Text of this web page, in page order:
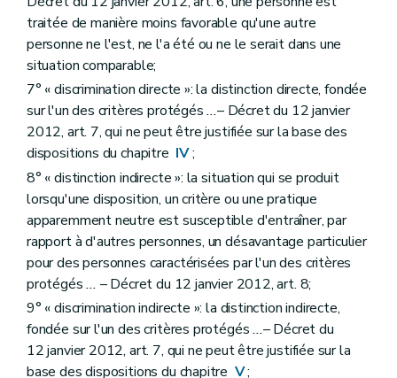
traitée de manière moins favorable qu'une autre
personne ne l'est, ne l'a été ou ne le serait dans une
situation comparable;
7° « discrimination directe »: la distinction directe, fondée
sur l'un des critères protégés...– Décret du 12 janvier
2012, art. 7, qui ne peut être justifiée sur la base des
dispositions du chapitre IV;
8° « distinction indirecte »: la situation qui se produit
lorsqu'une disposition, un critère ou une pratique
apparemment neutre est susceptible d'entraîner, par
rapport à d'autres personnes, un désavantage particulier
pour des personnes caractérisées par l'un des critères
protégés... – Décret du 12 janvier 2012, art. 8;
9° « discrimination indirecte »: la distinction indirecte,
fondée sur l'un des critères protégés...– Décret du
12 janvier 2012, art. 7, qui ne peut être justifiée sur la
base des dispositions du chapitre V;